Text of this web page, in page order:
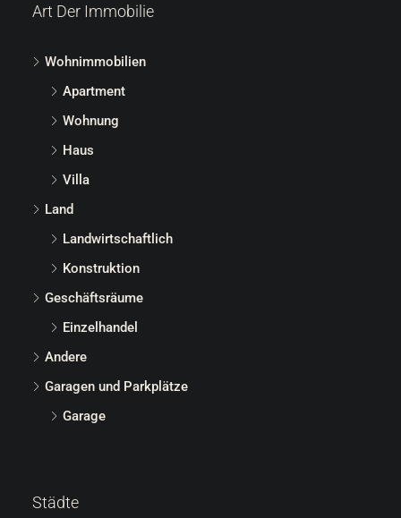
Art Der Immobilie
Wohnimmobilien
Apartment
Wohnung
Haus
Villa
Land
Landwirtschaftlich
Konstruktion
Geschäftsräume
Einzelhandel
Andere
Garagen und Parkplätze
Garage
Städte